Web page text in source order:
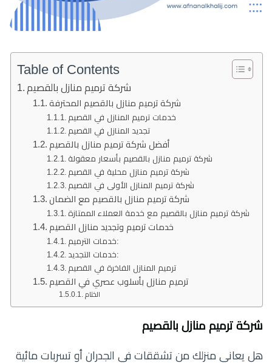
Table of Contents
شركة ترميم منازل بالقصيم
شركة ترميم منازل بالقصيم المحترفة
خدمات ترميم المنازل في القصيم
تجديد المنازل في القصيم
أفضل شركة ترميم منازل بالقصيم
شركة ترميم منازل بالقصيم بأسعار معقولة
شركة ترميم منازل محلية في القصيم
شركة ترميم المنازل الأولى في القصيم
شركة ترميم منازل بالقصيم مع الضمان
شركة ترميم منازل بالقصيم مع خدمة العملاء الممتازة
خدمات ترميم وتجديد منازل القصيم
خدمات الترميم:
خدمات التجديد:
ترميم المنازل الفاخرة في القصيم
ترميم منازل بأسلوب عصري في القصيم
الختام
شركة ترميم منازل بالقصيم
هل يعاني منزلك من تشققات في الجدران أو تسربات مائية